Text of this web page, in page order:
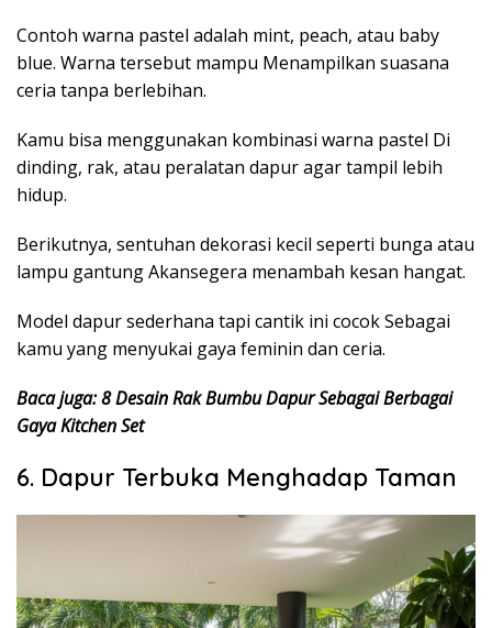
Contoh warna pastel adalah mint, peach, atau baby
blue. Warna tersebut mampu Menampilkan suasana
ceria tanpa berlebihan.
Kamu bisa menggunakan kombinasi warna pastel Di
dinding, rak, atau peralatan dapur agar tampil lebih
hidup.
Berikutnya, sentuhan dekorasi kecil seperti bunga atau
lampu gantung Akansegera menambah kesan hangat.
Model dapur sederhana tapi cantik ini cocok Sebagai
kamu yang menyukai gaya feminin dan ceria.
Baca juga: 8 Desain Rak Bumbu Dapur Sebagai Berbagai
Gaya Kitchen Set
6. Dapur Terbuka Menghadap Taman